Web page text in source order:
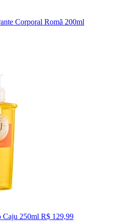
Corporal Romã 200ml
Caju 250ml R$ 129,99